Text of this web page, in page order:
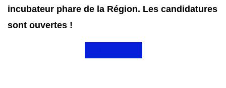
incubateur phare de la Région. Les candidatures
sont ouvertes !